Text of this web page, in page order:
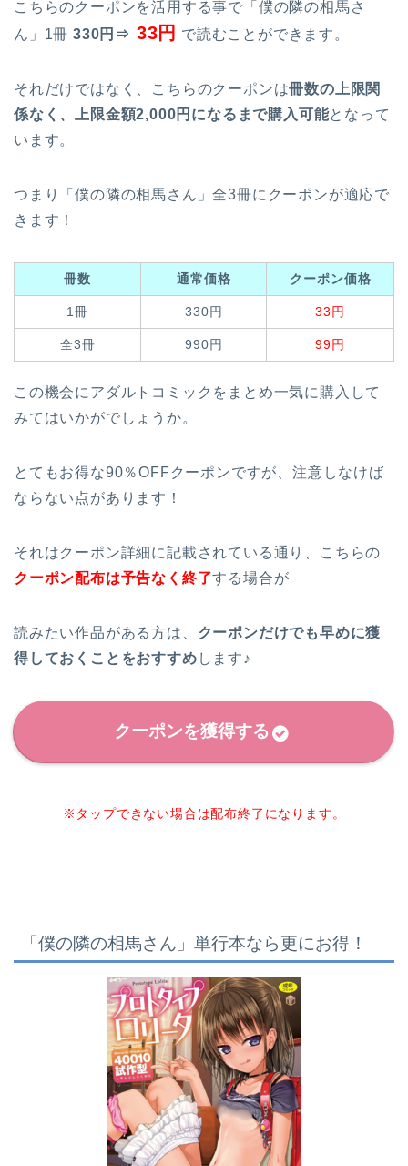
こちらのクーポンを活用する事で「僕の隣の相馬さ
ん」1冊 330円⇒ 33円 で読むことができます。
それだけではなく、こちらのクーポンは冊数の上限関
係なく、上限金額2,000円になるまで購入可能となって
います。
つまり「僕の隣の相馬さん」全3冊にクーポンが適応で
きます！
冊数 通常価格 クーポン価格
1冊 330円 33円
全3冊 990円 99円
この機会にアダルトコミックをまとめ一気に購入して
みてはいかがでしょうか。
とてもお得な90％OFFクーポンですが、注意しなけば
ならない点があります！
それはクーポン詳細に記載されている通り、こちらの
クーポン配布は予告なく終了する場合が
読みたい作品がある方は、 クーポンだけでも早めに獲
得しておくことをおすすめ します♪
クーポンを獲得する
※タップできない場合は配布終了になります。
「僕の隣の相馬さん」単行本なら更にお得！